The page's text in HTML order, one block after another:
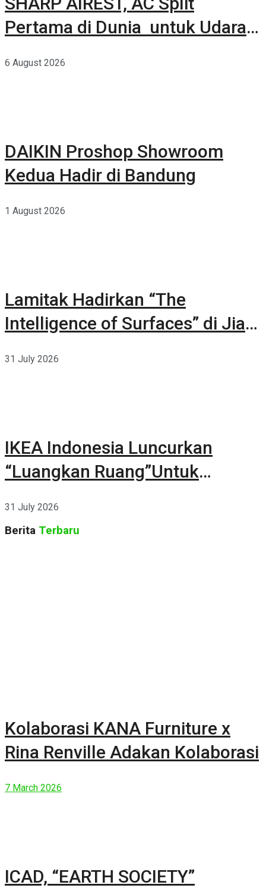
Pertama di Dunia untuk Udara
6 August 2026
DAIKIN Proshop Showroom
Kedua Hadir di Bandung
1 August 2026
Lamitak Hadirkan “The
Intelligence of Surfaces” di Jia
31 July 2026
IKEA Indonesia Luncurkan
“Luangkan Ruang”Untuk
31 July 2026
Berita Terbaru
Kolaborasi KANA Furniture x
Rina Renville Adakan Kolaborasi
7 March 2026
ICAD, “EARTH SOCIETY”